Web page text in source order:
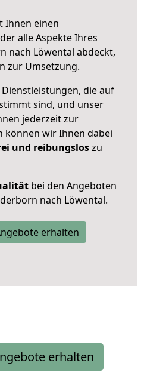
Ihnen einen
alle Aspekte Ihres
nach Löwental abdeckt,
zur Umsetzung.
die auf
sind, und unser
jederzeit zur
können wir Ihnen dabei
und reibungsloszu
bei den Angeboten
nach Löwental.
erhalten
erhalten